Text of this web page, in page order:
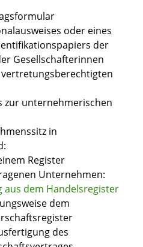
oder eines
der
Gesellschafterinnen
vertretungsberechtigten
zur unternehmerischen
in
Register
Unternehmen:
aus dem Handelsregister
dem
des